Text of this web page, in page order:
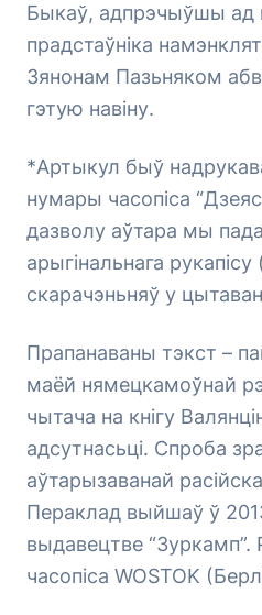
Быкаў, адпрэчыўшы ад
прадстаўніка
Зянонам Пазьняком
гэтую навіну.
*Артыкул быў
нумары часопіса
дазволу аўтара мы
арыгінальнага рукапісу
скарачэньняў у
Прапанаваны тэкст –
маёй нямецкамоўнай
чытача на кнігу
адсутнасьці. Спроба
аўтарызаванай
Пераклад выйшаў ў
выдавецтве “Зуркамп”.
часопіса WOSTOK